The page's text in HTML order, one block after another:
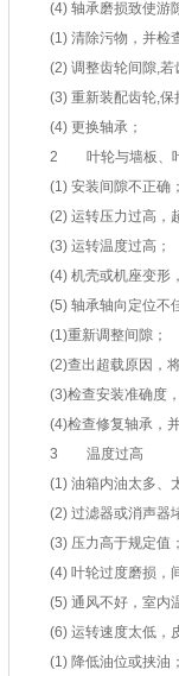
(4) 轴承磨损致使游隙
(1) 清除污物，并检查
(2) 调整齿轮间隙,若
(3) 重新装配齿轮,保
(4) 更换轴承；
2 叶轮与墙板、叶
(1) 安装间隙不正确；
(2) 运转压力过高，超
(3) 运转温度过高；
(4) 机壳或机座变形，
(5) 轴承轴向定位不佳
(1)重新调整间隙；
(2)查出超载原因，将
(3)检查安装准确度，
(4)检查修复轴承，并
3 温度过高
(1) 油箱内油太多、太
(2) 过滤器或消声器
(3) 压力高于规定值；
(4) 叶轮过度磨损，间
(5) 通风不好，室内温
(6) 运转速度太低，皮
(1) 降低油位或挟油；